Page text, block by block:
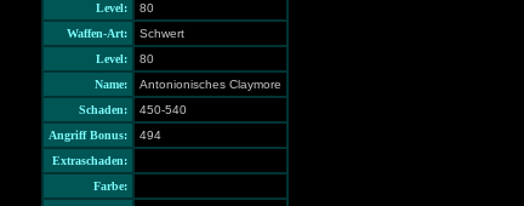
Level:
80
Waffen-Art:
Schwert
Level:
80
Name:
Antonionisches Claymore
Schaden:
450-540
Angriff Bonus:
494
Extraschaden:
Farbe: